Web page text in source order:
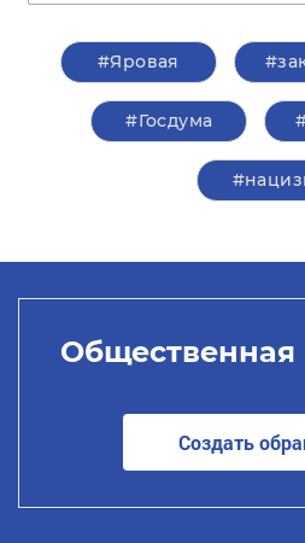
#Яровая
#Госдума
Создать